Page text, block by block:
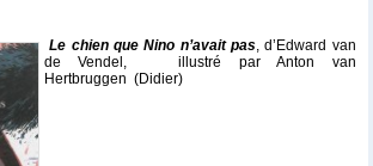
Le chien que Nino n’avait pas, d’Edward van
de Vendel, illustré par Anton van
Hertbruggen (Didier)